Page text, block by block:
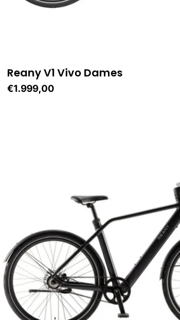
Reany V1 Vivo Dames
Normale
€1.999,00